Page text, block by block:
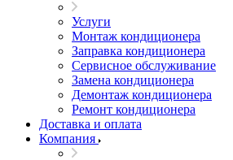
Услуги
Монтаж кондиционера
Заправка кондиционера
Сервисное обслуживание
Замена кондиционера
Демонтаж кондиционера
Ремонт кондиционера
Доставка и оплата
Компания